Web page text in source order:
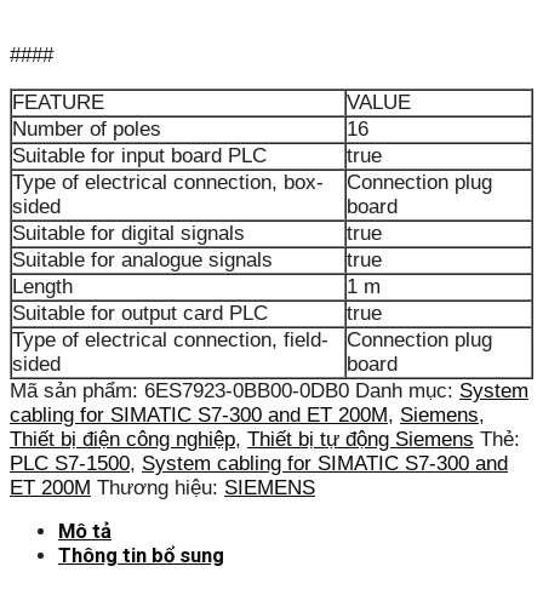
####
FEATURE
VALUE
Number of poles
16
Suitable for input board PLC
true
Type of electrical connection, box-
sided
Connection plug
board
Suitable for digital signals
true
Suitable for analogue signals
true
Length
1 m
Suitable for output card PLC
true
Type of electrical connection, field-
sided
Connection plug
board
Mã sản phẩm: 6ES7923-0BB00-0DB0 Danh mục: System
cabling for SIMATIC S7-300 and ET 200M, Siemens,
Thiết bị điện công nghiệp, Thiết bị tự động Siemens Thẻ:
PLC S7-1500, System cabling for SIMATIC S7-300 and
ET 200M Thương hiệu: SIEMENS
Mô tả
Thông tin bổ sung